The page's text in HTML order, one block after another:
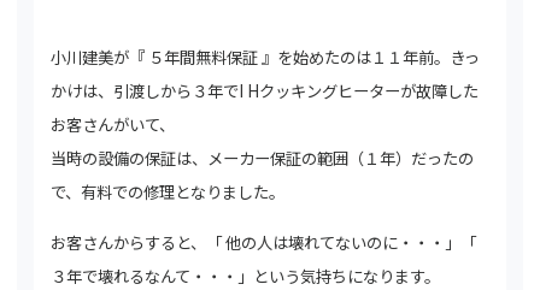
小川建美が『 ５年間無料保証 』を始めたのは１１年前。きっ
かけは、引渡しから３年でI Hクッキングヒーターが故障した
お客さんがいて、
当時の設備の保証は、メーカー保証の範囲（１年）だったの
で、有料での修理となりました。
お客さんからすると、「 他の人は壊れてないのに・・・」「
３年で壊れるなんて・・・」という気持ちになります。